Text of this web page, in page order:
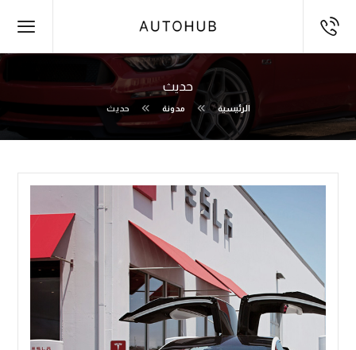
حديث
الرئيسية مدونة حديث